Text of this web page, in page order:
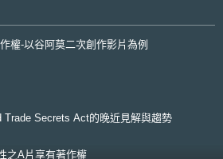
問題、整合安全性、建立系統方式處理無法確
整合，從產品到服務，可建立新的商業模
。 5.法律:減少網實整合系統建立產生的障
業以及政治等層面產生之改變與風險管理。
權-以谷阿莫二次創作影片為例
Trade Secrets Act的晚近見解與趨勢
之A片享有著作權